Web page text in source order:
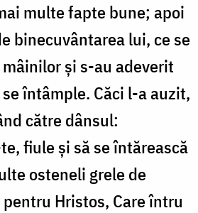
multe fapte bune; apoi
binecuvântarea lui, ce se
și s-au adeverit
întâmple. Căci l-a auzit,
către dânsul:
fiule și să se întărească
osteneli grele de
Hristos, Care întru